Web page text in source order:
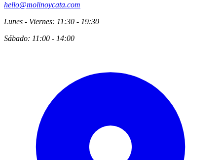
hello@molinoycata.com
Lunes - Viernes: 11:30 - 19:30
Sábado: 11:00 - 14:00